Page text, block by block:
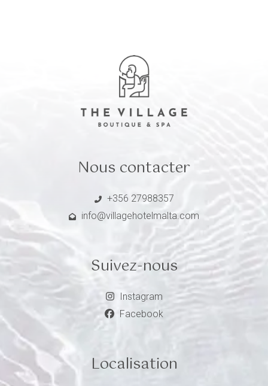
Nous contacter
+356 27988357
info@villagehotelmalta.com
Suivez-nous
Instagram
Facebook
Localisation